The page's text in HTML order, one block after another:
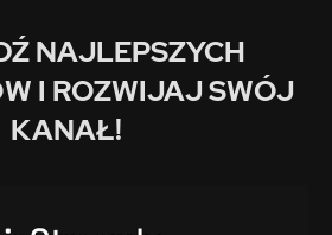
NAJLEPSZYCH
I ROZWIJAJ SWÓJ
KANAŁ!